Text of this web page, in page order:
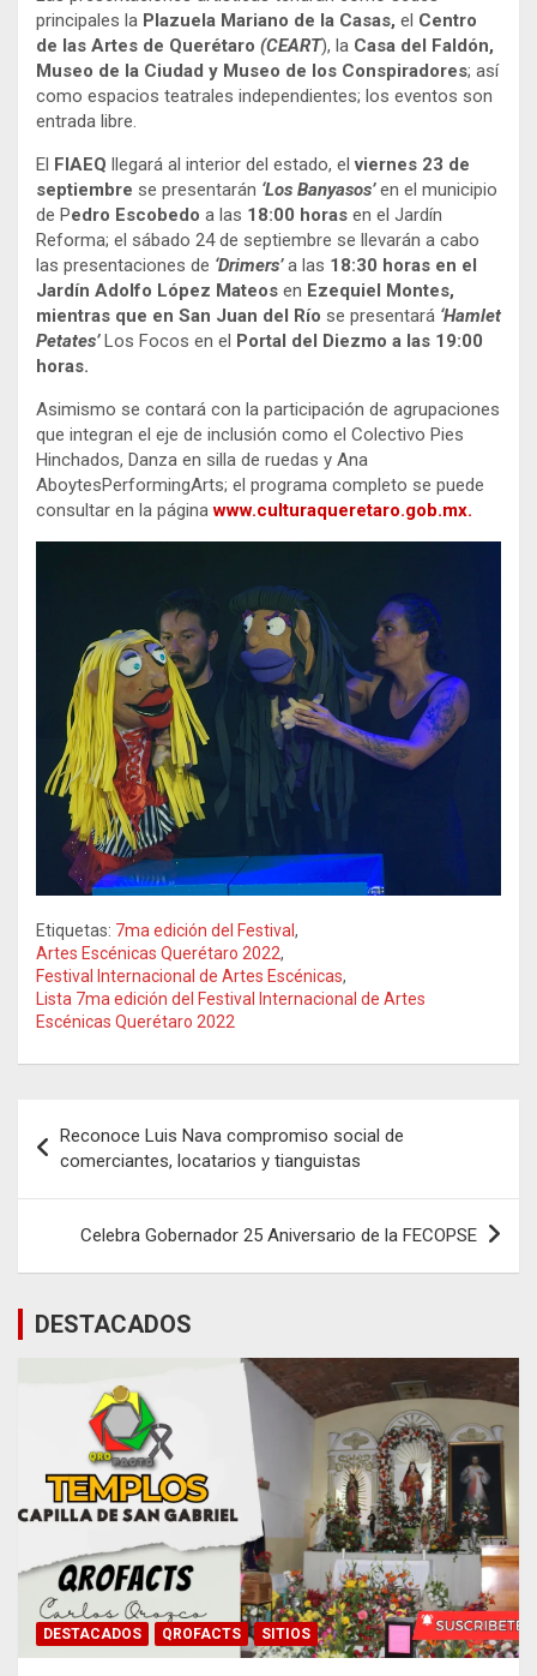
principales la Plazuela Mariano de la Casas, el Centro
de las Artes de Querétaro (CEART), la Casa del Faldón,
Museo de la Ciudad y Museo de los Conspiradores; así
como espacios teatrales independientes; los eventos son
entrada libre.
El FIAEQ llegará al interior del estado, el viernes 23 de
septiembre se presentarán ‘Los Banyasos’en el municipio
de Pedro Escobedo a las 18:00 horas en el Jardín
Reforma; el sábado 24 de septiembre se llevarán a cabo
las presentaciones de ‘Drimers’a las 18:30 horas en el
Jardín Adolfo López Mateos en Ezequiel Montes,
mientras que en San Juan del Río se presentará ‘Hamlet
Petates’Los Focos en el Portal del Diezmo a las 19:00
horas.
Asimismo se contará con la participación de agrupaciones
que integran el eje de inclusión como el Colectivo Pies
Hinchados, Danza en silla de ruedas y Ana
AboytesPerformingArts; el programa completo se puede
consultar en la páginawww.culturaqueretaro.gob.mx.
Etiquetas: 7ma edición del Festival,
Artes Escénicas Querétaro 2022,
Festival Internacional de Artes Escénicas,
Lista 7ma edición del Festival Internacional de Artes
Escénicas Querétaro 2022
de
entradas
Reconoce Luis Nava compromiso social de
comerciantes, locatarios y tianguistas
Celebra Gobernador 25 Aniversario de la FECOPSE
DESTACADOS
DESTACADOS QROFACTS SITIOS